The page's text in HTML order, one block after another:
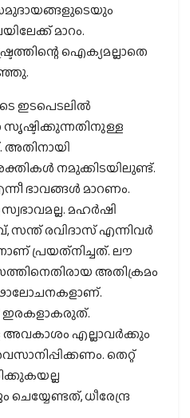
മാറം.
ഐക്യമല്ലാതെ
ഇടപെടലില്‍
സൃഷ്ടിക്കുന്നതിനുള്ള
അതിനായി
നമുക്കിടയിലുണ്ട്.
ഭാവങ്ങള്‍ മാറണം.
മഹര്‍ഷി
സന്ത് രവിദാസ് എന്നിവര്‍
പ്രയത്‌നിച്ചത്. ലൗ
അതിക്രമം
ഇരകളാകരുത്.
എല്ലാവര്‍ക്കും
തെറ്റ്
ധീരേന്ദ്ര